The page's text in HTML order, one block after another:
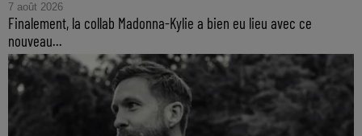
7 août 2026
Finalement, la collab Madonna-Kylie a bien eu lieu avec ce
nouveau...